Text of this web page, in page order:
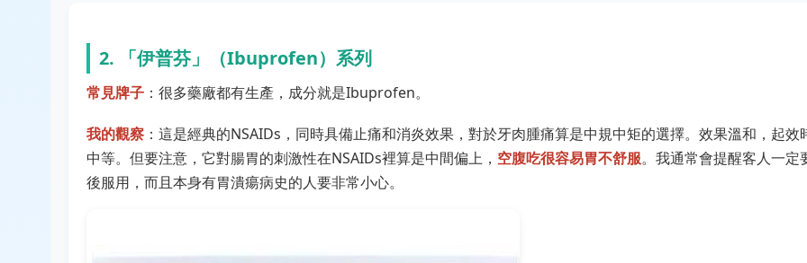
2. 「伊普芬」（Ibuprofen）系列
常見牌子 ：很多藥廠都有生產，成分就是Ibuprofen。
我的觀察 ：這是經典的NSAIDs，同時具備止痛和消炎效果，對於牙肉腫痛算是中規中矩的選擇。效果溫和，起效
中等。但要注意，它對腸胃的刺激性在NSAIDs裡算是中間偏上， 空腹吃很容易胃不舒服。我通常會提醒客人一定
後服用，而且本身有胃潰瘍病史的人要非常小心。